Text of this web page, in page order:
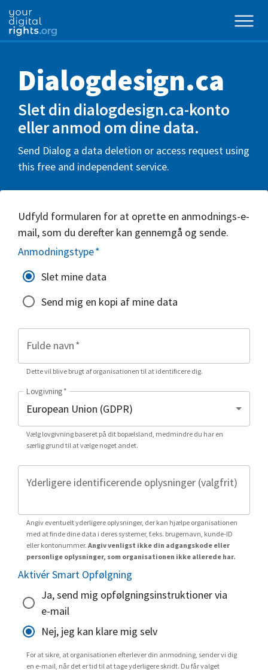
Dialogdesign.ca
Slet din dialogdesign.ca-konto
eller anmod om dine data.
Send Dialog a data deletion or access request using
this free and independent service.
Udfyld formularen for at oprette en anmodnings-e-
mail, som du derefter kan gennemgå og sende.
Anmodningstype*
Slet mine data
Send mig en kopi af mine data
Fulde navn*
Dette vil blive brugt af organisationen til at identificere dig.
Lovgivning*
Vælg lovgivning baseret på dit bopælsland, medmindre du har en
særlig grund til at vælge noget andet.
Yderligere identificerende oplysninger (valgfrit)
Angiv eventuelt yderligere oplysninger, der kan hjælpe organisationen
med at finde dine data i deres systemer, f.eks. brugernavn, kunde-ID
eller kontonummer. Angiv venligst ikke din adgangskode eller
personlige oplysninger, som organisationen ikke allerede har.
Aktivér Smart Opfølgning
Ja, send mig opfølgningsinstruktioner via
e-mail
Nej, jeg kan klare mig selv
For at sikre, at organisationen efterlever din anmodning, sender vi dig
en e-mail, når det er tid til at tage yderligere skridt. Du får valget